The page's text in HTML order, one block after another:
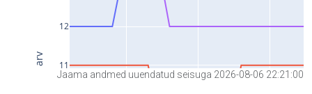
Jaama andmed uuendatud seisuga 2026-08-06 22:21:00